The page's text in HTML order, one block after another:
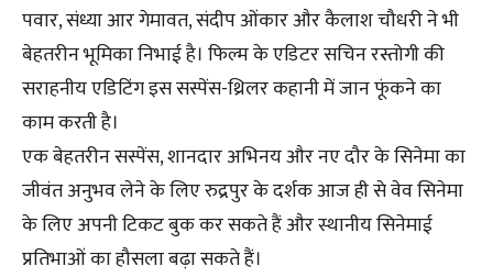
पवार, संध्या आर गेमावत, संदीप ओंकार और कैलाश चौधरी ने भी
बेहतरीन भूमिका निभाई है। फिल्म के एडिटर सचिन रस्तोगी की
सराहनीय एडिटिंग इस सस्पेंस-थ्रिलर कहानी में जान फूंकने का
काम करती है।
​एक बेहतरीन सस्पेंस, शानदार अभिनय और नए दौर के सिनेमा का
जीवंत अनुभव लेने के लिए रुद्रपुर के दर्शक आज ही से वेव सिनेमा
के लिए अपनी टिकट बुक कर सकते हैं और स्थानीय सिनेमाई
प्रतिभाओं का हौसला बढ़ा सकते हैं।